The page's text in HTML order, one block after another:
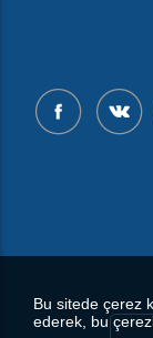
Bu sitede çerez
ederek, bu